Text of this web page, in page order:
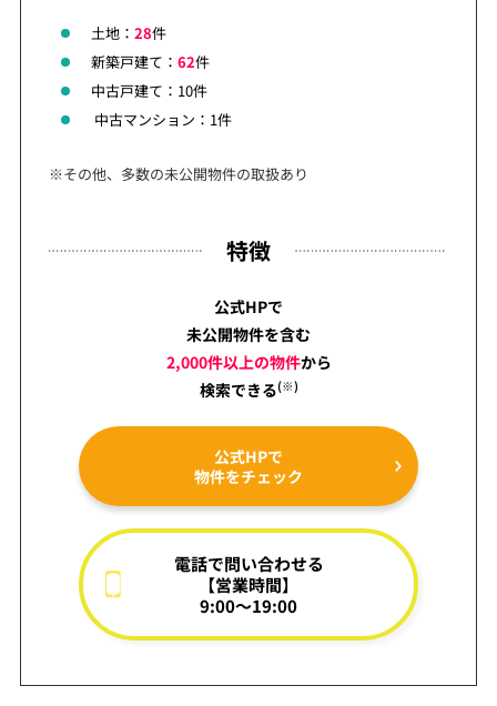
土地： 28件
新築戸建て： 62件
中古戸建て：10件
中古マンション：1件
※その他、多数の未公開物件の取扱あり
特徴
公式HPで
未公開物件を含む
2,000件以上の物件から
検索できる(※)
公式HPで
物件をチェック
電話で問い合わせる
【営業時間】
9:00～19:00